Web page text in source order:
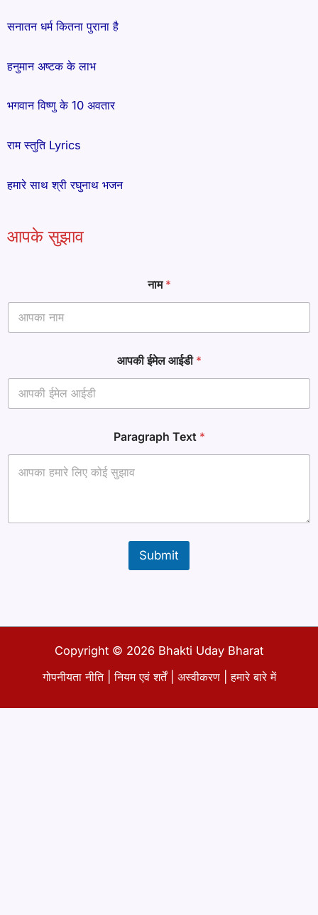
सनातन धर्म कितना पुराना है
हनुमान अष्टक के लाभ
भगवान विष्णु के 10 अवतार
राम स्तुति Lyrics
हमारे साथ श्री रघुनाथ भजन
आपके सुझाव
नाम*
आपकी ईमेल आईडी *
ई
डी
Paragraph Text *
Submit
Copyright © 2026 Bhakti Uday Bharat
गोपनीयता नीति|नियम एवं शर्तें| अस्वीकरण |हमारे बारे में